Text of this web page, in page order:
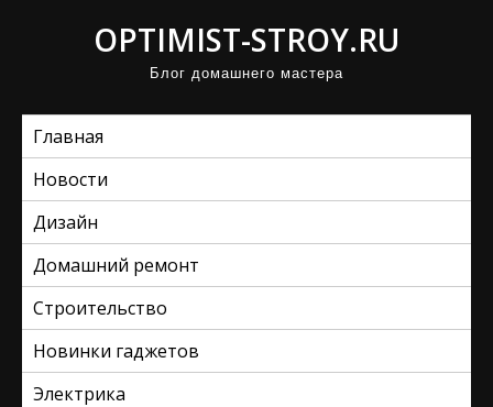
OPTIMIST-STROY.RU
Блог домашнего мастера
Главная
Новости
Дизайн
Домашний ремонт
Строительство
Новинки гаджетов
Электрика